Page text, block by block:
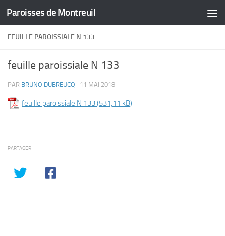
Skip to content
Paroisses de Montreuil
FEUILLE PAROISSIALE N 133
feuille paroissiale N 133
PAR BRUNO DUBREUCQ · 11 MAI 2018
feuille paroissiale N 133
PARTAGER